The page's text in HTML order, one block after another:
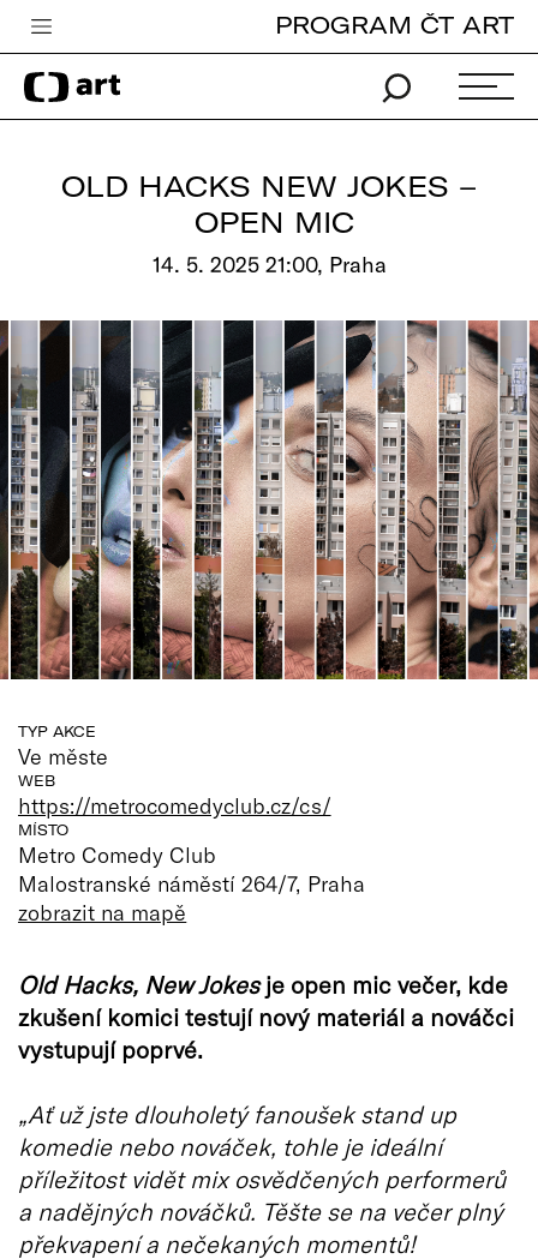
Česká televize
Zpravodajství
Vše o ČT
PROGRAM ČT ART
OLD HACKS NEW JOKES –
OPEN MIC
14. 5. 2025 21:00, Praha
TYP AKCE
Ve měste
WEB
https://metrocomedyclub.cz/cs/
MÍSTO
Metro Comedy Club
Malostranské náměstí 264/7, Praha
zobrazit na mapě
Old Hacks, New Jokesje open mic večer, kde
zkušení komici testují nový materiál a nováčci
vystupují poprvé.
„Ať už jste dlouholetý fanoušek stand up
komedie nebo nováček, tohle je ideální
příležitost vidět mix osvědčených performerů
a nadějných nováčků. Těšte se na večer plný
překvapení a nečekaných momentů!